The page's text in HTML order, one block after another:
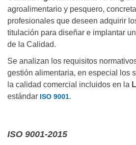
agroalimentario y pesquero,
profesionales que deseen adquirir
titulación para diseñar e implantar
de la Calidad.
Se analizan los requisitos
gestión alimentaria, en especial los
la calidad comercial incluidos en la
estándar ISO 9001.
ISO 9001-2015